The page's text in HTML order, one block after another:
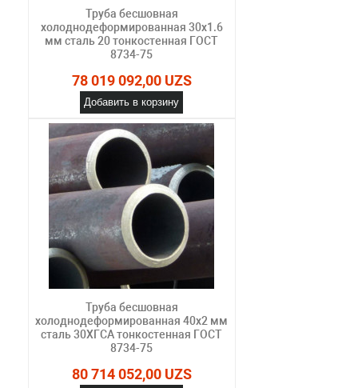
Труба бесшовная
холоднодеформированная 30х1.6
мм сталь 20 тонкостенная ГОСТ
8734-75
78 019 092,00 UZS
Добавить в корзину
Труба бесшовная
холоднодеформированная 40х2 мм
сталь 30ХГСА тонкостенная ГОСТ
8734-75
80 714 052,00 UZS